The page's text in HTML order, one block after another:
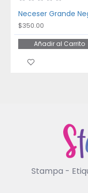
$350.00
Añadir al Carrito
Stampa -